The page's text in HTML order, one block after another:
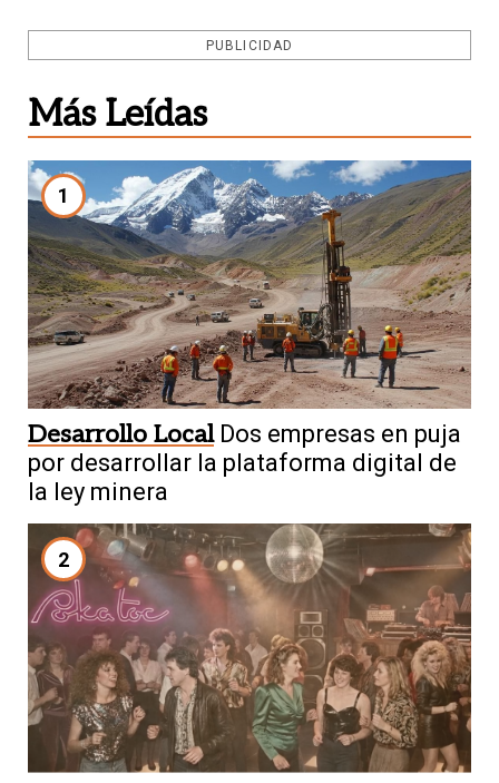
PUBLICIDAD
Más Leídas
1
Desarrollo Local Dos empresas en puja
por desarrollar la plataforma digital de
la ley minera
2